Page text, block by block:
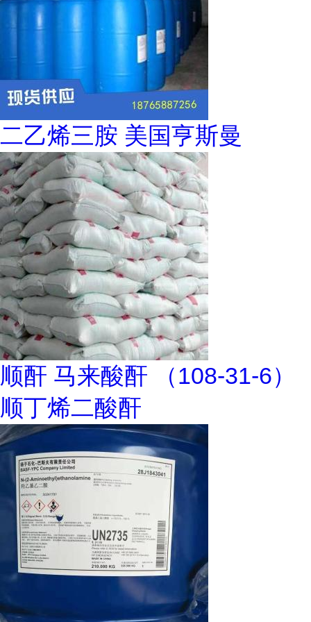
二乙烯三胺 美国亨斯曼
顺酐 马来酸酐 （108-31-6）
顺丁烯二酸酐